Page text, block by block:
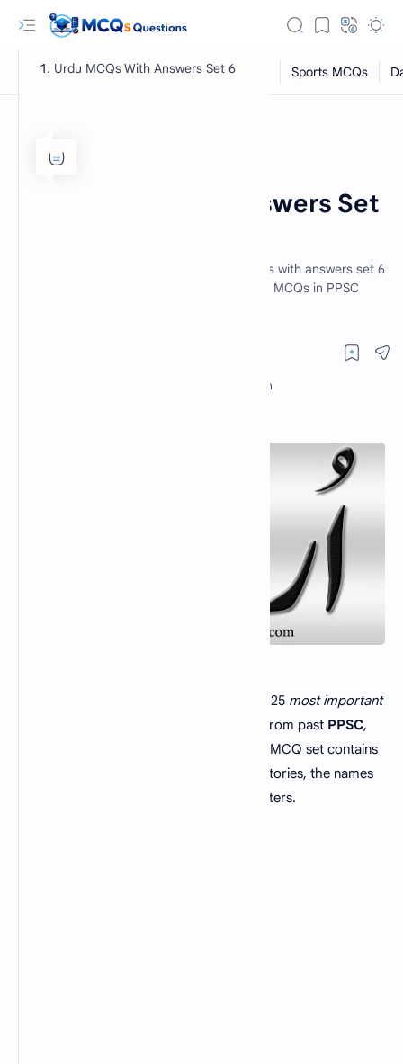
Urdu MCQs With Answers Set
PPSC Urdu MCQs with answers, Urdu MCQs with answers set 6
contain 25 important & most repeated Urdu MCQs in PPSC
contain 25 most important
which are taken from past PPSC,
exams papers. This Urdu MCQ set contains
MCQs related to different Urdu poet's histories, the names
of their books, and their personal life matters.
Urdu MCQs With Answers Set 6